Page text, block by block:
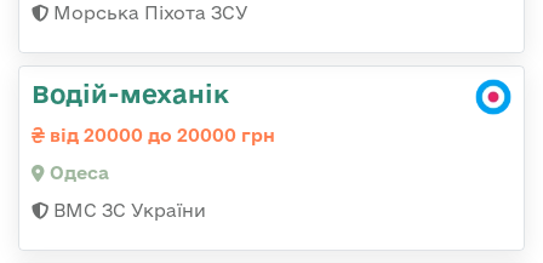
Морська Піхота ЗСУ
Водій-механік
від 20000 до 20000 грн
Одеса
ВМС ЗС України